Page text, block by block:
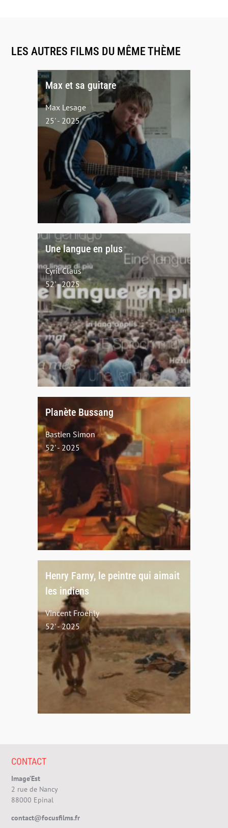
LES AUTRES FILMS DU MÊME THÈME
Max et sa guitare
Max Lesage
25' - 2025
Une langue en plus
Cyril Claus
52' - 2025
Planète Bussang
Bastien Simon
52' - 2025
Henry Farny, le peintre qui aimait
les indiens
Vincent Froehly
52' - 2025
CONTACT
Image’Est
2 rue de Nancy
88000 Epinal
contact@focusfilms.fr